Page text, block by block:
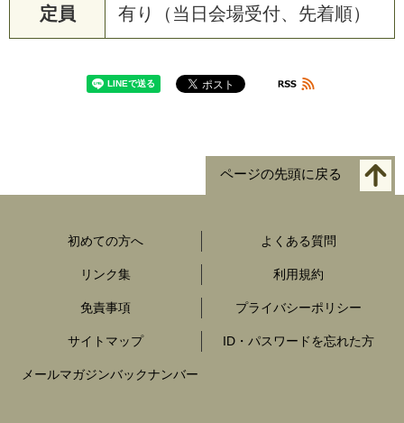
定員 有り（当日会場受付、先着順）
ページの先頭に戻る
初めての方へ よくある質問
リンク集 利用規約
免責事項 プライバシーポリシー
サイトマップ ID・パスワードを忘れた方
メールマガジンバックナンバー